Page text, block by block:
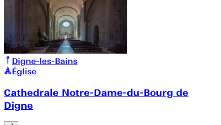
Digne-les-Bains
Église
Cathedrale Notre-Dame-du-Bourg de
Digne